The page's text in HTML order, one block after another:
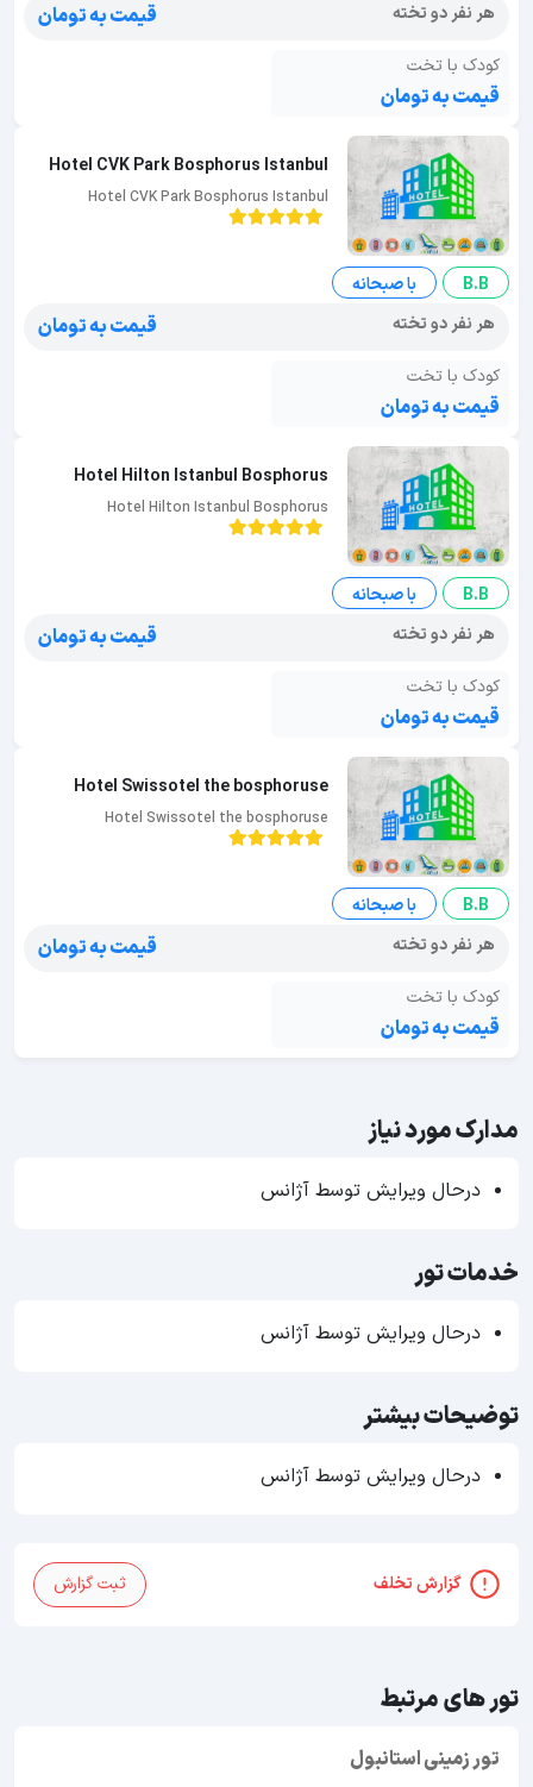
هر نفر دو تخته قیمت به تومان
کودک با تخت
قیمت به تومان
Hotel CVK Park Bosphorus Istanbul
Hotel CVK Park Bosphorus Istanbul
B.B
با صبحانه
هر نفر دو تخته
قیمت به تومان
کودک با تخت
قیمت به تومان
Hotel Hilton Istanbul Bosphorus
Hotel Hilton Istanbul Bosphorus
B.B
با صبحانه
هر نفر دو تخته
قیمت به تومان
کودک با تخت
قیمت به تومان
Hotel Swissotel the bosphoruse
Hotel Swissotel the bosphoruse
B.B
با صبحانه
هر نفر دو تخته
قیمت به تومان
کودک با تخت
قیمت به تومان
مدارک مورد نیاز
درحال ویرایش توسط آژانس
خدمات تور
درحال ویرایش توسط آژانس
توضیحات بیشتر
درحال ویرایش توسط آژانس
گزارش تخلف ثبت گزارش
تور های مرتبط
تور زمینی استانبول